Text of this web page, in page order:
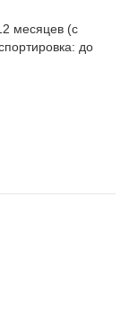
месяцев (с
до